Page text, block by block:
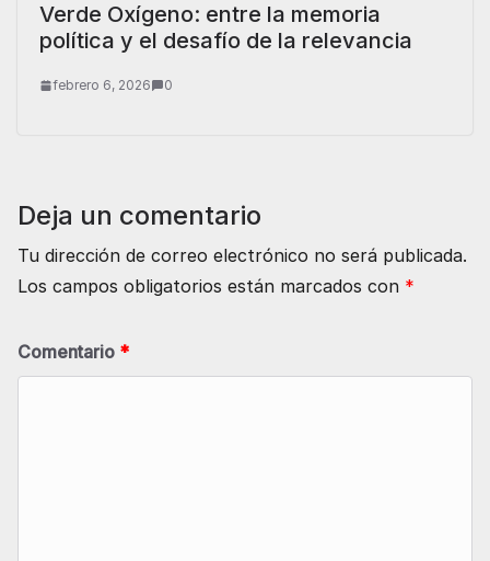
Verde Oxígeno: entre la memoria
política y el desafío de la relevancia
febrero 6, 2026 0
Deja un comentario
Tu dirección de correo electrónico no será publicada.
Los campos obligatorios están marcados con *
Comentario *